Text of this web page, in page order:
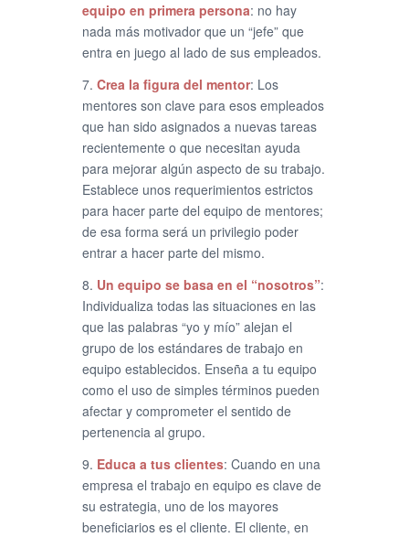
equipo en primera persona: no hay
nada más motivador que un “jefe” que
entra en juego al lado de sus empleados.
7. Crea la figura del mentor: Los
mentores son clave para esos empleados
que han sido asignados a nuevas tareas
recientemente o que necesitan ayuda
para mejorar algún aspecto de su trabajo.
Establece unos requerimientos estrictos
para hacer parte del equipo de mentores;
de esa forma será un privilegio poder
entrar a hacer parte del mismo.
8. Un equipo se basa en el “nosotros”:
Individualiza todas las situaciones en las
que las palabras “yo y mío” alejan el
grupo de los estándares de trabajo en
equipo establecidos. Enseña a tu equipo
como el uso de simples términos pueden
afectar y comprometer el sentido de
pertenencia al grupo.
9. Educa a tus clientes: Cuando en una
empresa el trabajo en equipo es clave de
su estrategia, uno de los mayores
beneficiarios es el cliente. El cliente, en